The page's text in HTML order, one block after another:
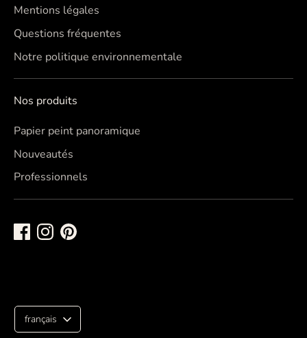
Mentions légales
Questions fréquentes
Notre politique environnementale
Nos produits
Papier peint panoramique
Nouveautés
Professionnels
Lfrançais